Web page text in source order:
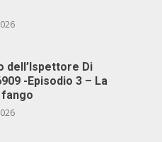
dell’Ispettore Di
-Episodio 3 – La